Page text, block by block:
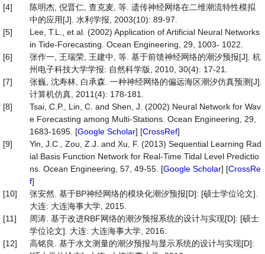
[4]
陈明杰, 倪晋仁, 查克麦, 等. 遗传神经网络在二维潮流特性模拟
中的应用[J]. 水利学报, 2003(10): 89-97.
[5]
Lee, T.L., et al. (2002) Application of Artificial Neural Networks
in Tide-Forecasting. Ocean Engineering, 29, 1003- 1022.
[6]
张作一, 王瑞荣, 王建中, 等. 基于前馈神经网络的潮汐预报[J]. 杭
州电子科技大学学报: 自然科学版, 2010, 30(4): 17-21.
[7]
张巍, 沈寿林, 白承森. 一种神经网络的偏远海区潮汐仿真预测[J].
计算机仿真, 2011(4): 178-181.
[8]
Tsai, C.P., Lin, C. and Shen, J. (2002) Neural Network for Wav
e Forecasting among Multi-Stations. Ocean Engineering, 29,
1683-1695. [Google Scholar] [CrossRef]
[9]
Yin, J.C., Zou, Z.J. and Xu, F. (2013) Sequential Learning Rad
ial Basis Function Network for Real-Time Tidal Level Predictio
ns. Ocean Engineering, 57, 49-55. [Google Scholar] [CrossRe
f]
[10]
张安然. 基于BP神经网络的模块化潮汐预报[D]: [硕士学位论文].
大连: 大连海事大学, 2015.
[11]
周涛. 基于改进RBF网络的潮汐预报系统的设计与实现[D]: [硕士
学位论文]. 大连: 大连海事大学, 2016.
[12]
高铭良. 基于水文测量的潮汐预报与显示系统的设计与实现[D]: